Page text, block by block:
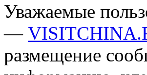
Уважаемые
—
размещение